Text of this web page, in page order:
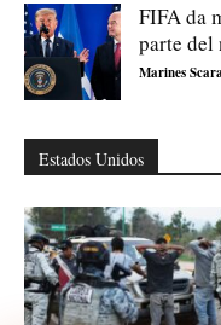
FIFA da
parte
Marines
Estados Unidos